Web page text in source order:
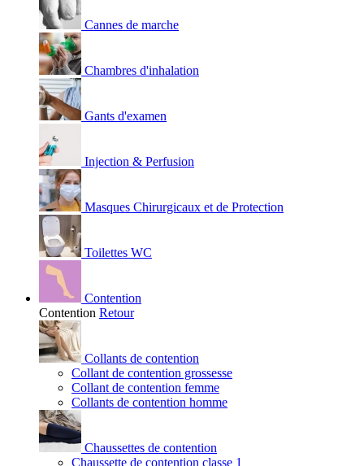
Cannes de marche
Chambres d'inhalation
Gants d'examen
Injection & Perfusion
Masques Chirurgicaux et de Protection
Toilettes WC
Contention
Contention Retour
Collants de contention
Collant de contention grossesse
Collant de contention femme
Collants de contention homme
Chaussettes de contention
Chaussette de contention classe 1